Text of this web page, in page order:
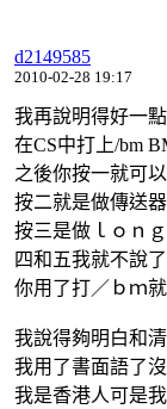
d2149585
2010-02-28 19:17
我再說明得好一
在CS中打上/bm
之後你按一就可
按二就是做傳送器
按三是做ｌｏｎ
四和五我就不說了
你用了打／ｂｍ
我說得夠明白和
我用了書面語了
我是香港人可是